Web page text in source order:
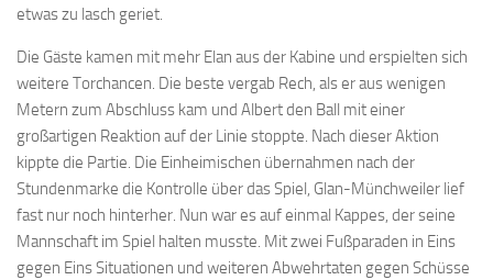
etwas zu lasch geriet.
Die Gäste kamen mit mehr Elan aus der Kabine und erspielten sich
weitere Torchancen. Die beste vergab Rech, als er aus wenigen
Metern zum Abschluss kam und Albert den Ball mit einer
großartigen Reaktion auf der Linie stoppte. Nach dieser Aktion
kippte die Partie. Die Einheimischen übernahmen nach der
Stundenmarke die Kontrolle über das Spiel, Glan-Münchweiler lief
fast nur noch hinterher. Nun war es auf einmal Kappes, der seine
Mannschaft im Spiel halten musste. Mit zwei Fußparaden in Eins
gegen Eins Situationen und weiteren Abwehrtaten gegen Schüsse